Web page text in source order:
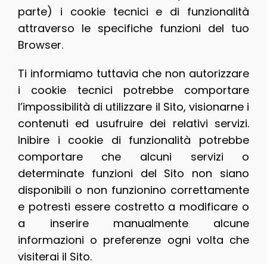
parte) i cookie tecnici e di funzionalità
attraverso le specifiche funzioni del tuo
Browser.
Ti informiamo tuttavia che non autorizzare
i cookie tecnici potrebbe comportare
l’impossibilità di utilizzare il Sito, visionarne i
contenuti ed usufruire dei relativi servizi.
Inibire i cookie di funzionalità potrebbe
comportare che alcuni servizi o
determinate funzioni del Sito non siano
disponibili o non funzionino correttamente
e potresti essere costretto a modificare o
a inserire manualmente alcune
informazioni o preferenze ogni volta che
visiterai il Sito.